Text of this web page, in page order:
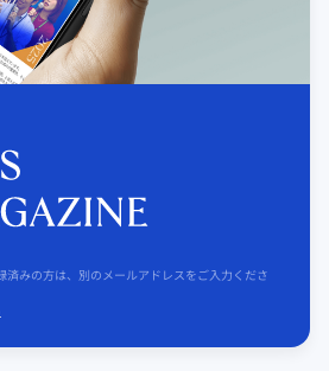
済みの方は、別のメールアドレスをご入力くださ